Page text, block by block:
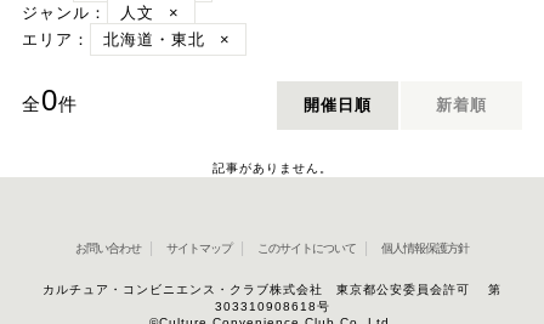
ジャンル：
人文
×
エリア：
北海道・東北 ×
全0件 開催日順 新着順
記事がありません。
お問い合わせ サイトマップ このサイトについて 個人情報保護方針
カルチュア・コンビニエンス・クラブ株式会社 東京都公安委員会許可 第
303310908618号